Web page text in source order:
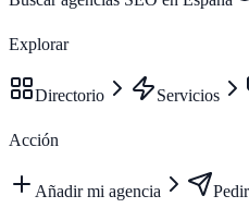
Explorar
Directorio Servicios
Acción
Añadir mi agencia